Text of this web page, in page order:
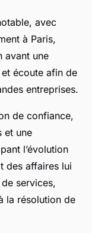
avec
à Paris,
avant une
écoute afin de
entreprises.
de confiance,
et une
l’évolution
des affaires lui
services,
la résolution de